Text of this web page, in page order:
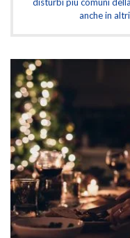
disturbi più comuni
anche in